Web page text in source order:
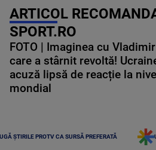
ARTICOL
SPORT.RO
FOTO | Imaginea cu
care a stârnit revoltă!
acuză lipsă de reacție la nivel
mondial
ȘTIRILE PROTV CA SURSĂ PREFERATĂ